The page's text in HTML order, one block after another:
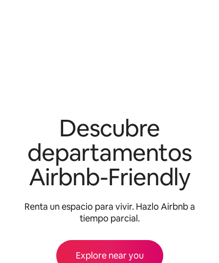
Descubre
departamentos
Airbnb-Friendly
Renta un espacio para vivir. Hazlo Airbnb a
tiempo parcial.
Explore near you